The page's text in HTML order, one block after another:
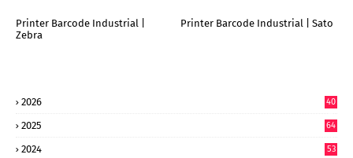
Printer Barcode Industrial |
Zebra
Printer Barcode Industrial | Sato
2026
40
2025
64
2024
53